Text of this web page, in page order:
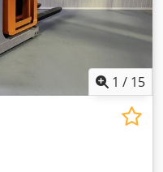
1 / 15